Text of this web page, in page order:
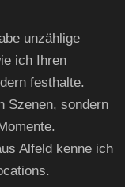
unzählige
ich Ihren
festhalte.
Szenen, sondern
Alfeld kenne ich